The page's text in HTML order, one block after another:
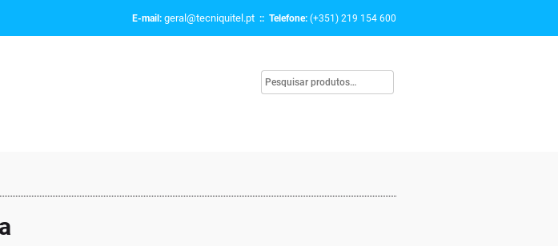
E-mail: geral@tecniquitel.pt :: Telefone: (+351) 219 154 600